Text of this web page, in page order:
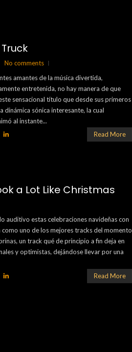
No comments
amantes de la música divertida,
entretenida, no hay manera de que
sensacional título que desde sus primeros
dinámica sónica interesante, la cual
al instante...
Read More
a Lot Like Christmas
auditivo estas celebraciones navideñas con
como uno de los mejores tracks del momento
un track qué de principio a fin deja en
y optimistas, dejándose llevar por una
Read More